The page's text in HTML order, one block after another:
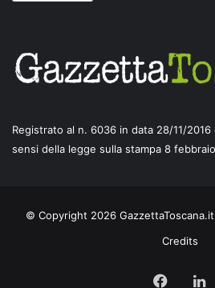
Registrato al n. 6036 in data 28/11/
sensi della legge sulla stampa 8
© Copyright 2026
Credits